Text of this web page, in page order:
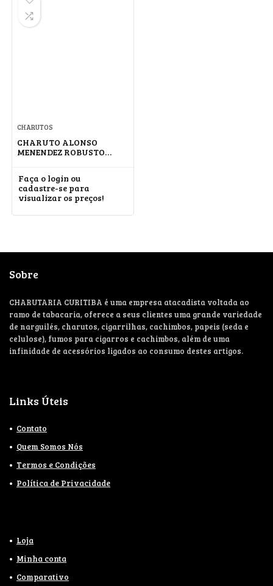
CHARUTOS
CHARUTO ALONSO
MENENDEZ ROBUSTO
Faça o login ou
cadastre-se para
visualizar os preços!
Sobre
CHARUTARIA CURITIBA é uma empresa atacadista voltada ao
ramo de tabacaria, oferece a seus clientes uma grande variedade
de narguilés, charutos, cigarrilhas, cachimbos, papeis (seda e
celulose), fumos para cigarros e cachimbos, além de uma
infinidade de acessórios ligados ao consumo destes artigos.
Links Úteis
Contato
Quem Somos Nós
Termos e Condições
Política de Privacidade
Loja
Minha conta
Comparativo